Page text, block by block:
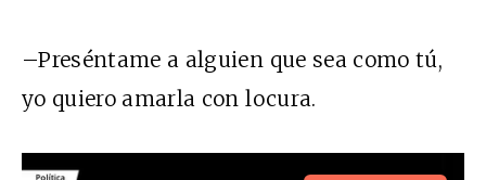
–Preséntame a alguien que sea como tú,
yo quiero amarla con locura.